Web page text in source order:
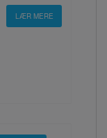
LÆR MERE